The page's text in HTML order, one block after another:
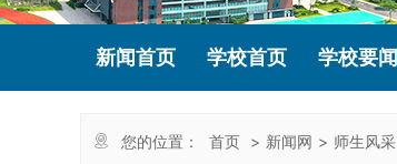
新闻首页 学校首页 学校要闻
您的位置： 首页 > 新闻网 > 师生风采